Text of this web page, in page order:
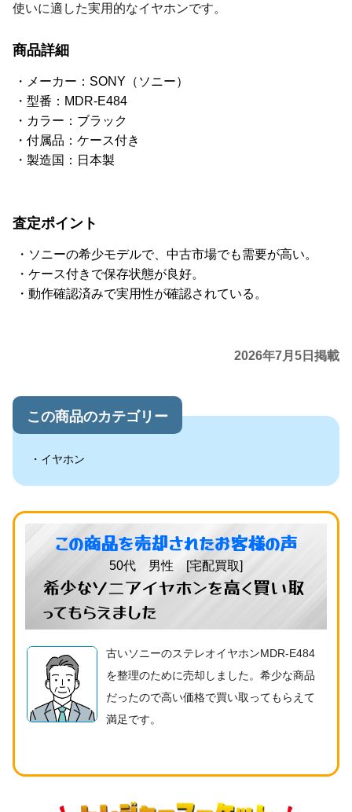
使いに適した実用的なイヤホンです。
商品詳細
メーカー：SONY（ソニー）
型番：MDR-E484
カラー：ブラック
付属品：ケース付き
製造国：日本製
査定ポイント
ソニーの希少モデルで、中古市場でも需要が高い。
ケース付きで保存状態が良好。
動作確認済みで実用性が確認されている。
2026年7月5日掲載
この商品のカテゴリー
イヤホン
この商品を売却されたお客様の声
50代 男性 [宅配買取]
希少なソニアイヤホンを高く買い取
ってもらえました
古いソニーのステレオイヤホンMDR-E484
を整理のために売却しました。希少な商品
だったので高い価格で買い取ってもらえて
満足です。